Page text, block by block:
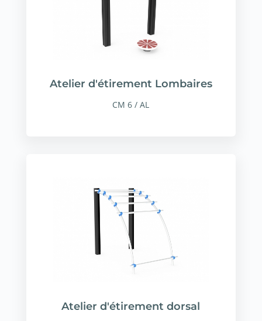
Atelier d'étirement Lombaires
CM 6 / AL
Atelier d'étirement dorsal